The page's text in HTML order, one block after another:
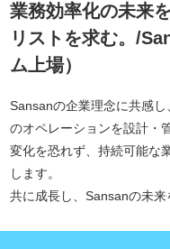
業務効率化の未来
リストを求む。/
ム上場）
Sansanの企業理念に共感
のオペレーションを設計・
変化を恐れず、持続可能な
します。
共に成長し、Sansanの未来